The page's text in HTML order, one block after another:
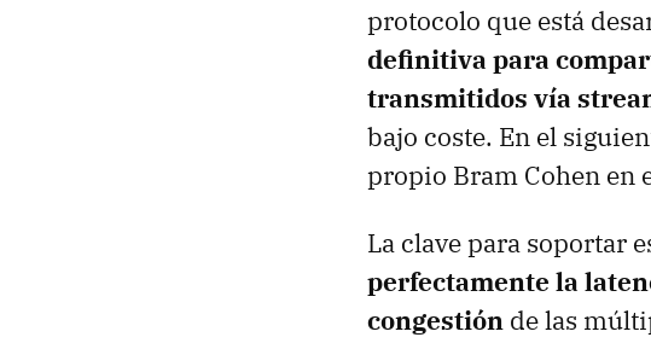
protocolo que está
definitiva para
transmitidos vía
bajo coste. En el
propio Bram Cohen en
La clave para soportar
perfectamente la
congestión de las